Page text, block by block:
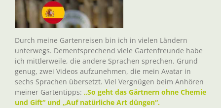
Durch meine Gartenreisen bin ich in vielen Ländern
unterwegs. Dementsprechend viele Gartenfreunde habe
ich mittlerweile, die andere Sprachen sprechen. Grund
genug, zwei Videos aufzunehmen, die mein Avatar in
sechs Sprachen übersetzt. Viel Vergnügen beim Anhören
meiner Gartentipps: „So geht das Gärtnern ohne Chemie
und Gift“ und „Auf natürliche Art düngen“.